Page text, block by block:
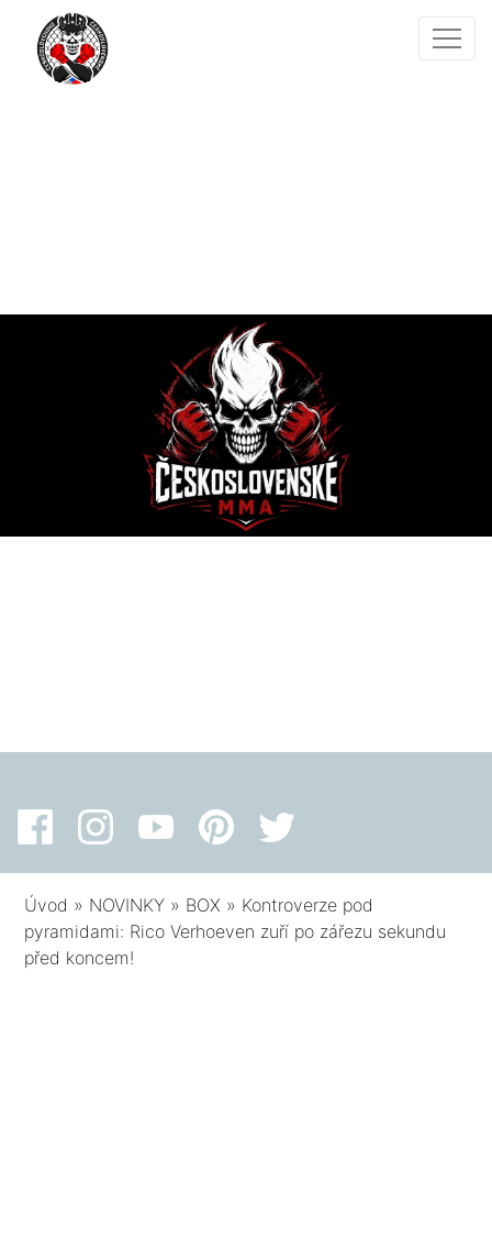
Úvod » NOVINKY » BOX » Kontroverze pod
pyramidami: Rico Verhoeven zuří po zářezu sekundu
před koncem!